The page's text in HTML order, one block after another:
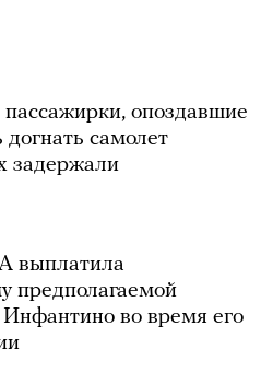
опоздавшие
самолет
задержали
выплатила
предполагаемой
во время его